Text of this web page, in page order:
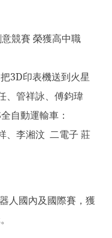
競賽 榮獲高中職
3D印表機送到火星
詠、傅鈞瑋
自動運輸車：
汶 二電子 莊
人國內及國際賽，獲